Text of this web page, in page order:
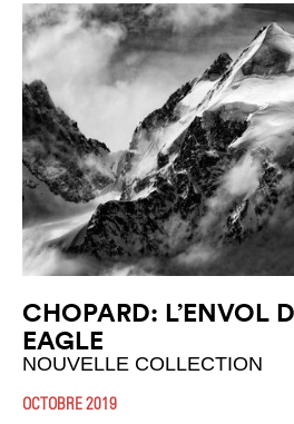
CHOPARD: L’ENVOL
EAGLE
NOUVELLE COLLECTION
OCTOBRE 2019